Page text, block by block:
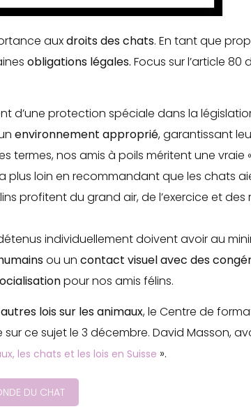
auxdroits des chats. En tant que
obligations légales. Focus sur l’article 80
d’une protection spéciale dans la législation
environnement approprié, garantissant
termes, nos amis à poils méritent une vraie
plus loin en recommandant que les chats
profitent du grand air, de l’exercice et
individuellement doivent avoir au
ou un contact visuel avec des
pour nos amis félins.
lois sur les animaux, le Centre de
ce sujet le 3 décembre. David Masson,
les chats et les lois en Suisse ».
DU CHAT